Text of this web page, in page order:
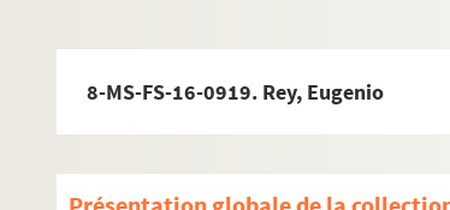
8-MS-FS-16-0919. Rey, Eugenio
8-MS-FS-16-0908. Reinwald,
8-MS-FS-16-0910. Renaudet,